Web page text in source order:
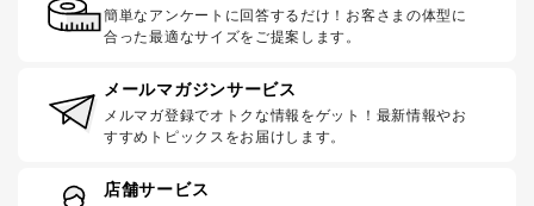
簡単なアンケートに回答するだけ！お客さまの体型に
合った最適なサイズをご提案します。
メールマガジンサービス
メルマガ登録でオトクな情報をゲット！最新情報やお
すすめトピックスをお届けします。
店舗サービス